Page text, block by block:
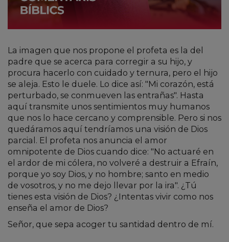
La imagen que nos propone el profeta es la del
padre que se acerca para corregir a su hijo, y
procura hacerlo con cuidado y ternura, pero el hijo
se aleja. Esto le duele. Lo dice así: "Mi corazón, está
perturbado, se conmueven las entrañas". Hasta
aquí transmite unos sentimientos muy humanos
que nos lo hace cercano y comprensible. Pero si nos
quedáramos aquí tendríamos una visión de Dios
parcial. El profeta nos anuncia el amor
omnipotente de Dios cuando dice: "No actuaré en
el ardor de mi cólera, no volveré a destruir a Efraín,
porque yo soy Dios, y no hombre; santo en medio
de vosotros, y no me dejo llevar por la ira". ¿Tú
tienes esta visión de Dios? ¿Intentas vivir como nos
enseña el amor de Dios?
Señor, que sepa acoger tu santidad dentro de mí.